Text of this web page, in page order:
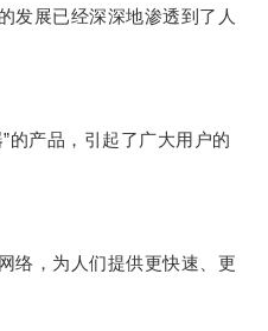
展已经深深地渗透到了人
产品，引起了广大用户的
，为人们提供更快速、更